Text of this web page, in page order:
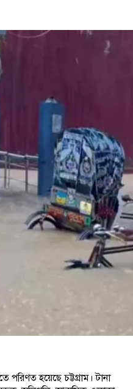
পরিণত হয়েছে চট্টগ্রাম। টানা